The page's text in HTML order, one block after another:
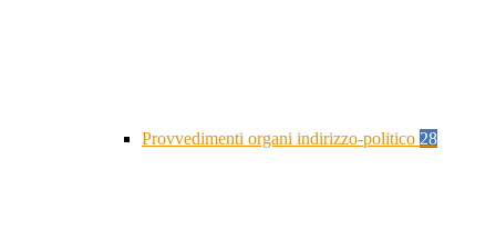
Provvedimenti organi indirizzo-politico 28